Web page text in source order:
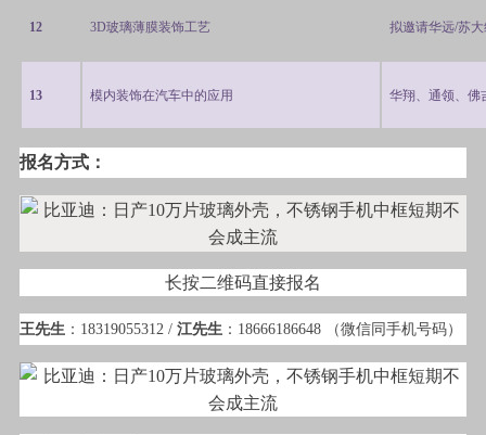
12 3D玻璃薄膜装饰工艺 拟邀请华远/苏
13 模内装饰在汽车中的应用 华翔、通领、佛
报名方式：
长按二维码直接报名
王先生 ：18319055312 / 江先生 ：18666186648 （微信同手机号码）